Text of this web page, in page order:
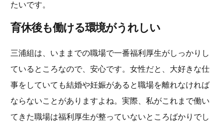
たいです。
育休後も働ける環境がうれしい
三浦組は、いままでの職場で一番福利厚生がしっかりし
ているところなので、安心です。女性だと、大好きな仕
事をしていても結婚や妊娠があると職場を離れなければ
ならないことがありますよね。実際、私がこれまで働い
てきた職場は福利厚生が整っていないところばかりでし